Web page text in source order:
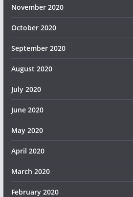
November 2020
October 2020
September 2020
August 2020
July 2020
June 2020
May 2020
April 2020
March 2020
February 2020